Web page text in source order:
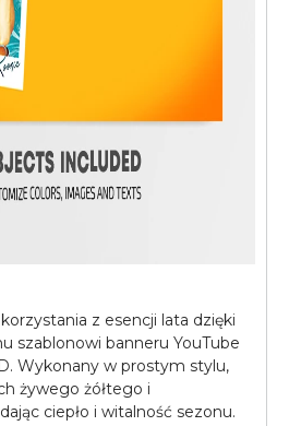
z esencji lata dzięki
szablonowi banneru YouTube
Wykonany w prostym stylu,
żywego żółtego i
ciepło i witalność sezonu.